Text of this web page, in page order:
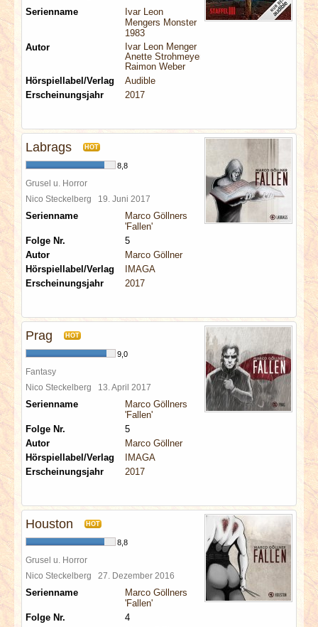
Serienname
Ivar Leon
Mengers Monster
1983
Autor
Ivar Leon Menger
Anette Strohmeyer
Raimon Weber
Hörspiellabel/Verlag
Audible
Erscheinungsjahr
2017
Labrags HOT
8,8
Grusel u. Horror
Nico Steckelberg 19. Juni 2017
Serienname
Marco Göllners
'Fallen'
Folge Nr.
5
Autor
Marco Göllner
Hörspiellabel/Verlag
IMAGA
Erscheinungsjahr
2017
Prag HOT
9,0
Fantasy
Nico Steckelberg 13. April 2017
Serienname
Marco Göllners
'Fallen'
Folge Nr.
5
Autor
Marco Göllner
Hörspiellabel/Verlag
IMAGA
Erscheinungsjahr
2017
Houston HOT
8,8
Grusel u. Horror
Nico Steckelberg 27. Dezember 2016
Serienname
Marco Göllners
'Fallen'
Folge Nr.
4